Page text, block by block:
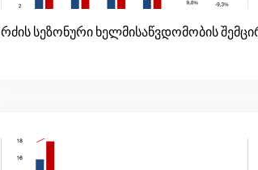
რძის სეზონური ხელმისაწვდომობის